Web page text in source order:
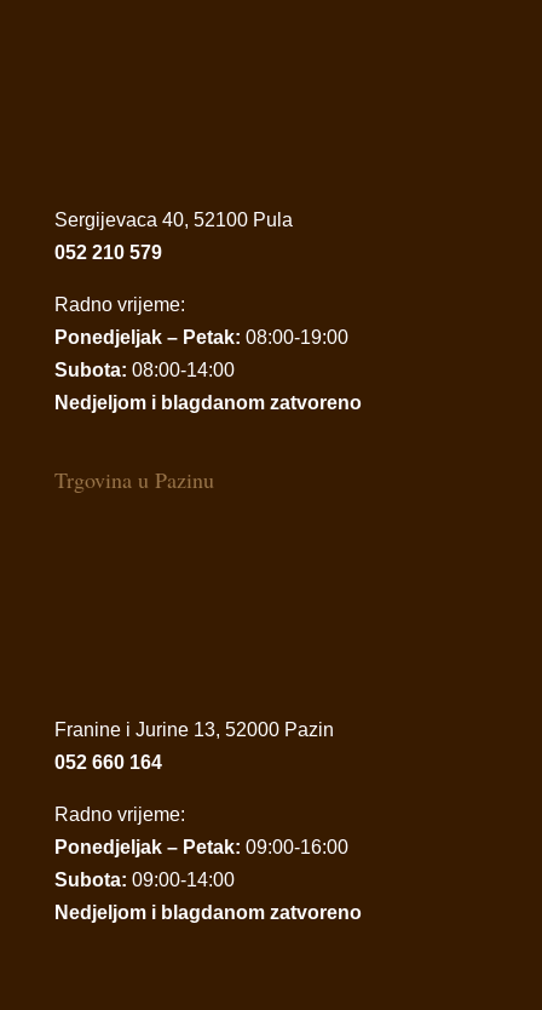
Sergijevaca 40, 52100 Pula
052 210 579
Radno vrijeme:
Ponedjeljak – Petak: 08:00-19:00
Subota: 08:00-14:00
Nedjeljom i blagdanom zatvoreno
Trgovina u Pazinu
Franine i Jurine 13, 52000 Pazin
052 660 164
Radno vrijeme:
Ponedjeljak – Petak: 09:00-16:00
Subota: 09:00-14:00
Nedjeljom i blagdanom zatvoreno